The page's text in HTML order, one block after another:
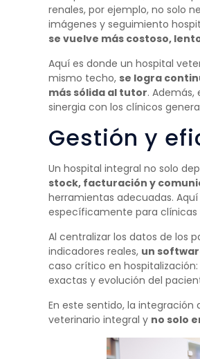
renales, por ejemplo, no solo
imágenes y seguimiento
se vuelve más costoso,
Aquí es donde un hospital
mismo techo, se logra
más sólida al tutor.
sinergia con los clínicos
Gestión y
Un hospital integral no solo
stock, facturación y
herramientas adecuadas.
específicamente para clínicas
Al centralizar los datos de los
indicadores reales, un
caso crítico en
exactas y evolución del
En este sentido, la
veterinario integral y no solo